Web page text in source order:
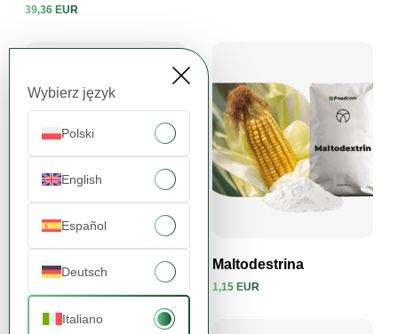
Wybierz język
Polski
English
Español
Deutsch
Italiano
39,36 EUR
Visualizza prodotto
Sucralosio Maltodestrina
1,15 EUR